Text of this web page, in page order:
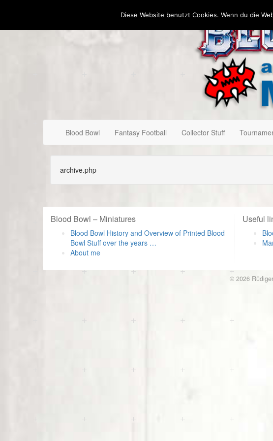
Blood Bowl Fantasy Football Collector Stuff
archive.php
Blood Bowl – Miniatures
Blood Bowl History and Overview of Printed Blood
Bowl Stuff over the years …
About me
Useful
© 2026
Diese Website benutzt Cookies. Wenn du die